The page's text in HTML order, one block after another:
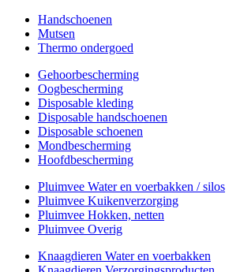
Handschoenen
Mutsen
Thermo ondergoed
Gehoorbescherming
Oogbescherming
Disposable kleding
Disposable handschoenen
Disposable schoenen
Mondbescherming
Hoofdbescherming
Pluimvee Water en voerbakken / silos
Pluimvee Kuikenverzorging
Pluimvee Hokken, netten
Pluimvee Overig
Knaagdieren Water en voerbakken